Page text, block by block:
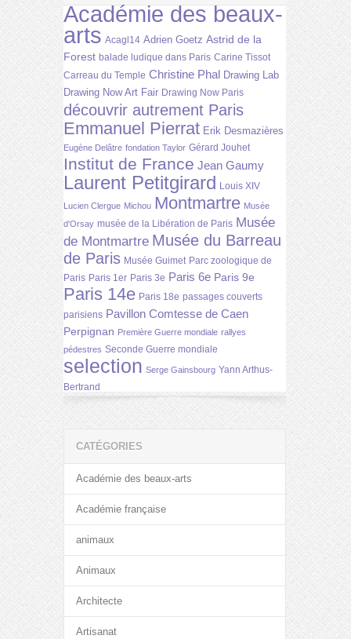
Académie des beaux-
arts Acagl14 Adrien Goetz Astrid de la
Forest balade ludique dans Paris Carine Tissot
Carreau du Temple Christine Phal Drawing Lab
Drawing Now Art Fair Drawing Now Paris
découvrir autrement Paris
Emmanuel Pierrat Erik Desmazières
Eugène Delâtre fondation Taylor Gérard Jouhet
Institut de France Jean Gaumy
Laurent Petitgirard Louis XIV
Lucien Clergue Michou Montmartre Musée
d'Orsay musée de la Libération de Paris Musée
de Montmartre Musée du Barreau
de Paris Musée Guimet Parc zoologique de
Paris Paris 1er Paris 3e Paris 6e Paris 9e
Paris 14e Paris 18e passages couverts
parisiens Pavillon Comtesse de Caen
Perpignan Première Guerre mondiale rallyes
pédestres Seconde Guerre mondiale
selection Serge Gainsbourg Yann Arthus-
Bertrand
CATÉGORIES
Académie des beaux-arts
Académie française
animaux
Animaux
Architecte
Artisanat